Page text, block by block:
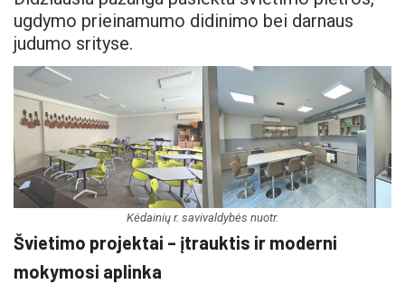
ugdymo prieinamumo didinimo bei darnaus
judumo srityse.
Kėdainių r. savivaldybės nuotr.
Švietimo projektai – įtrauktis ir moderni
mokymosi aplinka